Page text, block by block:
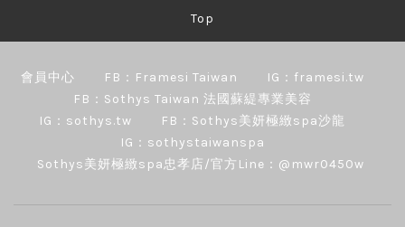
Top
會員中心 FB：Framesi Taiwan
IG：framesi.tw
FB：Sothys Taiwan 法國蘇緹專業美容
IG：sothys.tw
FB：Sothys美妍極緻spa沙龍
IG：sothystaiwanspa
Sothys美妍極緻spa忠孝店/官方Line：@mwr0450w